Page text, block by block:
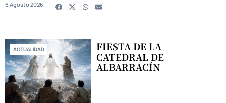
6 Agosto 2026
ACTUALIDAD FIESTA DE LA
CATEDRAL DE
ALBARRACÍN